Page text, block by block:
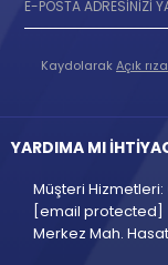
KaydolarakAçık rıza
YARDIMA MI
Müşteri Hizmetleri:
[email protected]
Merkez Mah.